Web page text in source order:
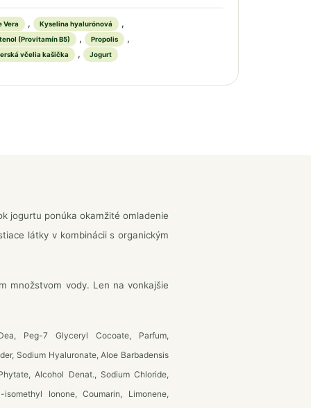
Vera , Kyselina hyalurónová ,
(Provitamín B5) , Propolis ,
včelia kašička , Jogurt
jogurtu ponúka okamžité omladenie
látky v kombinácii s organickým
množstvom vody. Len na vonkajšie
Peg-7 Glyceryl Cocoate, Parfum,
Sodium Hyaluronate, Aloe Barbadensis
Alcohol Denat., Sodium Chloride,
Ionone, Coumarin, Limonene,